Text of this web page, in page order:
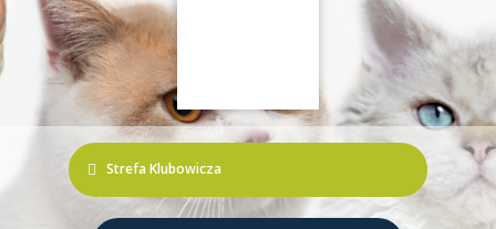
Strefa Klubowicza